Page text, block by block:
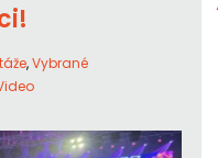
,Vybrané